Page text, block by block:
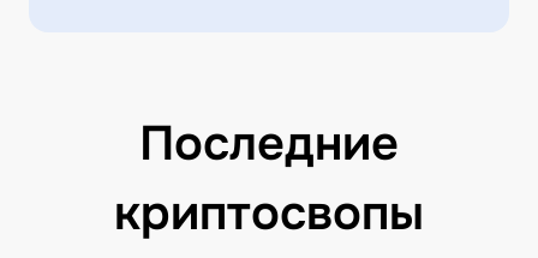
Последние
криптосвопы